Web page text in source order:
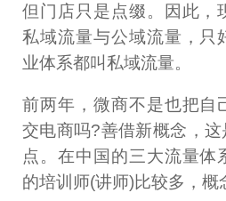
但门店只是点缀。因此，
私域流量与公域流量，只
业体系都叫私域流量。
前两年，微商不是也把自
交电商吗?善借新概念，
点。在中国的三大流量体
的培训师(讲师)比较多，概